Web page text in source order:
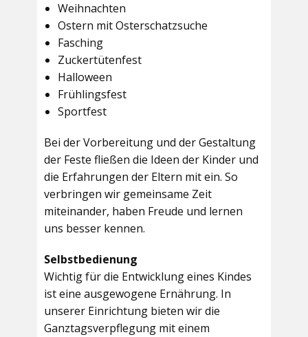
Weihnachten
Ostern mit Osterschatzsuche
Fasching
Zuckertütenfest
Halloween
Frühlingsfest
Sportfest
Bei der Vorbereitung und der Gestaltung
der Feste fließen die Ideen der Kinder und
die Erfahrungen der Eltern mit ein. So
verbringen wir gemeinsame Zeit
miteinander, haben Freude und lernen
uns besser kennen.
Selbstbedienung
Wichtig für die Entwicklung eines Kindes
ist eine ausgewogene Ernährung. In
unserer Einrichtung bieten wir die
Ganztagsverpflegung mit einem